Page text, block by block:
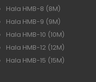
Hala HMB-8 (8M)
Hala HMB-9 (9M)
Hala HMB-10 (10M)
Hala HMB-12 (12M)
Hala HMB-15 (15M)